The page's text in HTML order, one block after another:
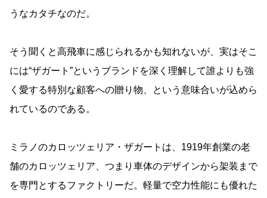
うなカタチなのだ。
そう聞くと高飛車に感じられるかも知れないが、実はそこ
には“ザガート”というブランドを深く理解して誰よりも強
く愛する特別な顧客への贈り物、という意味合いが込めら
れているのである。
ミラノのカロッツェリア・ザガートは、1919年創業の老
舗のカロッツェリア、つまり車体のデザインから架装まで
を専門とするファクトリーだ。軽量で空力性能にも優れた